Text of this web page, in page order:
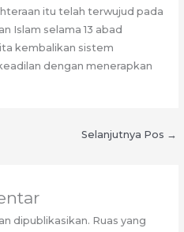
itu telah terwujud pada
Islam selama 13 abad
kembalikan sistem
dengan menerapkan
Selanjutnya Pos →
dipublikasikan. Ruas yang